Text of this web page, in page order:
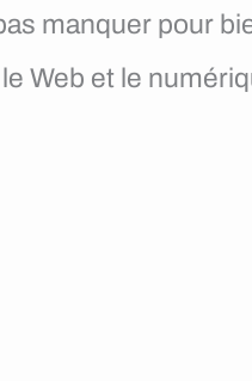
manquer pour
Web et le